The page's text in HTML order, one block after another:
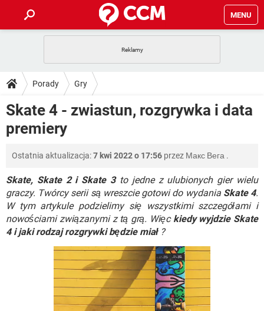
MENU
GRY
SPOTIFY NETFLIX
INSTAGRAM
PORADY
PlayStation
GRY WHATSAPP
INSTAGRAM FACEBOOK
WINDOWS 10
DO POBRANIA
ANDROID
INSTAGRAM FACEBOOK
WINDOWS 10
FORUM
COVID-19 TIKTOK
GRY WHATSAPP
SPOTIFY NETFLIX
INSTAGRAM FACEBOOK
WINDOWS 10
COVID-19
GRY WHATSAPP
SPOTIFY NETFLIX
FACEBOOK
WINDOWS 10
Porady Gry
Skate 4 - zwiastun, rozgrywka i data
premiery
Ostatnia aktualizacja:7 kwi 2022 o 17:56 przez Макс Вега .
Skate, Skate 2 i Skate 3to jedne z ulubionych gier wielu
graczy. Twórcy serii są wreszcie gotowi do wydania Skate 4.
W tym artykule podzielimy się wszystkimi szczegółami i
nowościami związanymi z tą grą. Więc kiedy wyjdzie Skate
4 i jaki rodzaj rozgrywki będzie miał?